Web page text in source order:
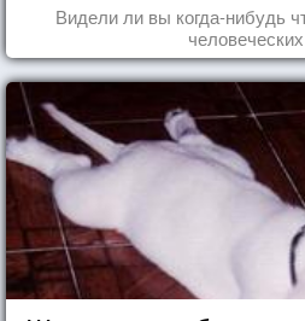
Видели ли вы когда-нибудь